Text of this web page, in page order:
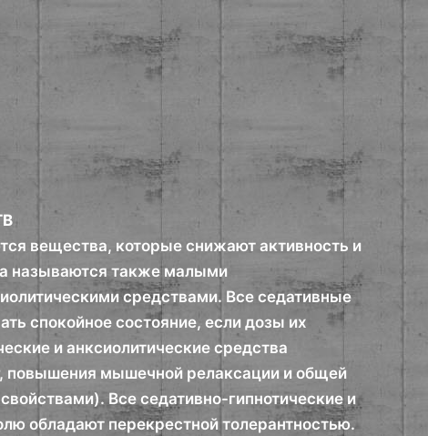
вещества, которые снижают активность и
называются также малыми
средствами. Все седативные
спокойное состояние, если дозы их
и анксиолитические средства
повышения мышечной релаксации и общей
Все седативно-гипнотические и
обладают перекрестной толерантностью.